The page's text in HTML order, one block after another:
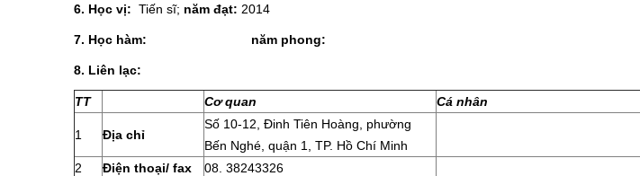
6. Học vị: Tiến sĩ; năm đạt: 2014
7. Học hàm: năm phong:
8. Liên lạc:
TT Cơ quan Cá nhân
1 Địa chỉ
Số 10-12, Đinh Tiên Hoàng, phường
Bến Nghé, quận 1, TP. Hồ Chí Minh
2
Điện thoại/ fax
08. 38243326